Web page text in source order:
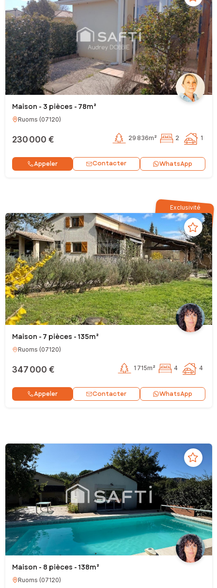
Maison - 3 pièces - 78m²
Ruoms (07120)
230 000 € 29 836m² 2 1
Appeler Contacter WhatsApp
Exclusivité
Maison - 7 pièces - 135m²
Ruoms (07120)
347 000 € 1 715m² 4 4
Appeler Contacter WhatsApp
Maison - 8 pièces - 138m²
Ruoms (07120)